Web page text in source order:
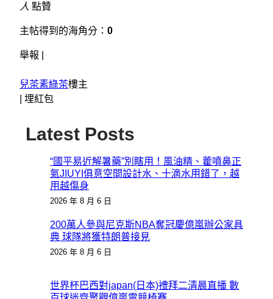
人 點贊
主帖得到的海角分： 0
舉報 |
兒茶素綠茶樓主
埋紅包
Latest Posts
“國平易近解暑藥”別瞎用！風油精、藿噴鼻正
氣JIUYI俱意空間設計水、十滴水用錯了，越
用越傷身
2026 年 8 月 6 日
200萬人參與尼克斯NBA奪冠慶億嵐辦公家具
典 球隊將獲特朗普接見
2026 年 8 月 6 日
世界杯巴西對japan(日本)禮拜二清晨直播 數